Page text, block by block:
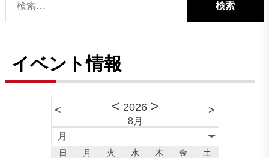
索:
イベント情報
< < 2026 >
8月
>
月
日 月 火 水 木 金 土